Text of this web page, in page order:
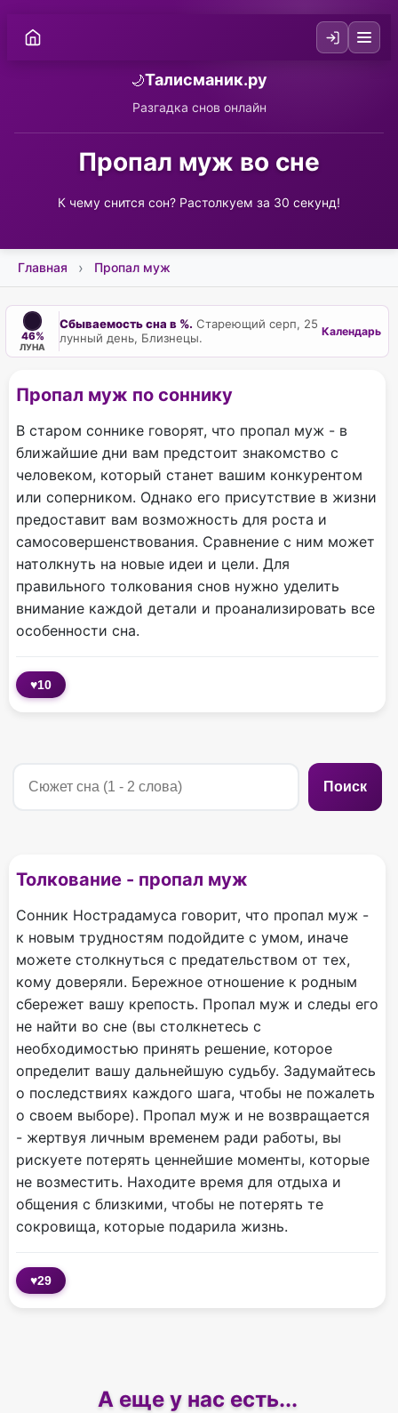
🌙Талисманик.ру
Разгадка снов онлайн
Пропал муж во сне
К чему снится сон? Растолкуем за 30 секунд!
Главная Пропал муж
46%
ЛУНА
Сбываемость сна в %. Стареющий серп, 25
лунный день, Близнецы.
Календарь
Пропал муж по соннику
В старом соннике говорят, что пропал муж - в
ближайшие дни вам предстоит знакомство с
человеком, который станет вашим конкурентом
или соперником. Однако его присутствие в жизни
предоставит вам возможность для роста и
самосовершенствования. Сравнение с ним может
натолкнуть на новые идеи и цели. Для
правильного толкования снов нужно уделить
внимание каждой детали и проанализировать все
особенности сна.
♥10
Поиск
Толкование - пропал муж
Сонник Нострадамуса говорит, что пропал муж -
к новым трудностям подойдите с умом, иначе
можете столкнуться с предательством от тех,
кому доверяли. Бережное отношение к родным
сбережет вашу крепость. Пропал муж и следы его
не найти во сне (вы столкнетесь с
необходимостью принять решение, которое
определит вашу дальнейшую судьбу. Задумайтесь
о последствиях каждого шага, чтобы не пожалеть
о своем выборе). Пропал муж и не возвращается
- жертвуя личным временем ради работы, вы
рискуете потерять ценнейшие моменты, которые
не возместить. Находите время для отдыха и
общения с близкими, чтобы не потерять те
сокровища, которые подарила жизнь.
♥29
А еще у нас есть...